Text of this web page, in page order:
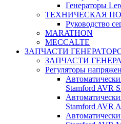
Генераторы
ТЕХНИЧЕСКАЯ
Руководство
MARATHON
MECCALTE
ЗАПЧАСТИ
ЗАПЧАСТИ
Регуляторы
Stamford AVR
Stamford AVR